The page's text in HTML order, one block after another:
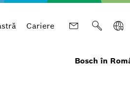
Cariere
Bosch în